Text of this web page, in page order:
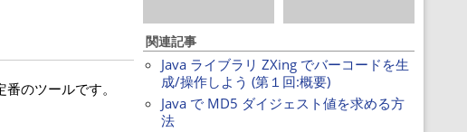
のツールです。
関連記事
Java ライブラリ ZXing でバーコードを生
成/操作しよう (第１回:概要)
Java で MD5 ダイジェスト値を求める方
法